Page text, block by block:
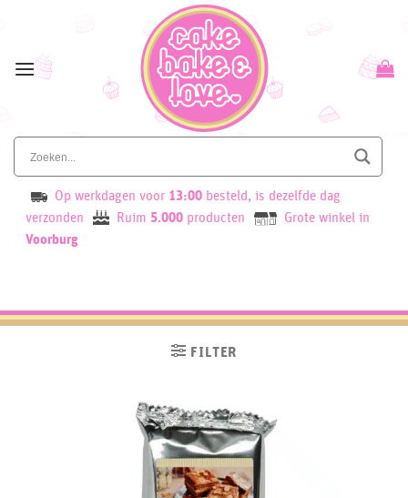
content
Op werkdagen voor 13:00 besteld, is dezelfde dag
verzonden
Ruim 5.000 producten
Grote winkel in
Voorburg
FILTER